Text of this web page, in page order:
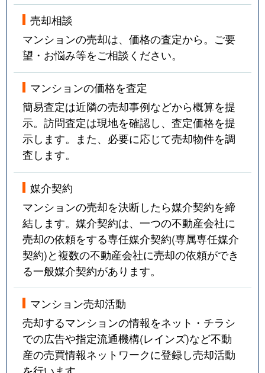
売却相談
マンションの売却は、価格の査定から。ご要
望・お悩み等をご相談ください。
マンションの価格を査定
簡易査定は近隣の売却事例などから概算を提
示。訪問査定は現地を確認し、査定価格を提
示します。また、必要に応じて売却物件を調
査します。
媒介契約
マンションの売却を決断したら媒介契約を締
結します。媒介契約は、一つの不動産会社に
売却の依頼をする専任媒介契約(専属専任媒介
契約)と複数の不動産会社に売却の依頼ができ
る一般媒介契約があります。
マンション売却活動
売却するマンションの情報をネット・チラシ
での広告や指定流通機構(レインズ)など不動
産の売買情報ネットワークに登録し売却活動